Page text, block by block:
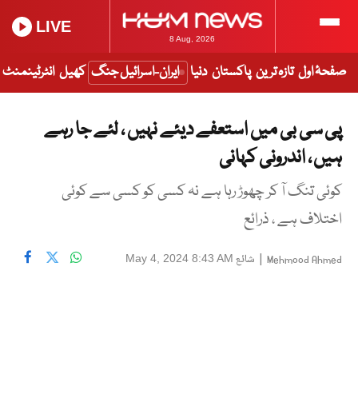
8 Aug, 2026
LIVE
صفحۂ اول تازہ ترین پاکستان دنیا ایران-اسرائیل جنگ کھیل انٹرٹینمنٹ
پی سی بی میں استعفے دیئے نہیں ، لئے جا رہے
ہیں ، اندرونی کہانی
کوئی تنگ آ کر چھوڑ رہا ہے نہ کسی کو کسی سے کوئی
اختلاف ہے ، ذرائع
Mehmood Ahmed
| شائع May 4, 2024 8:43 AM